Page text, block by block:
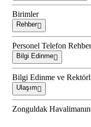
Birimler
Rehber
Personel Telefon
Bilgi Edinme
Bilgi Edinme ve
Ulaşım
Zonguldak